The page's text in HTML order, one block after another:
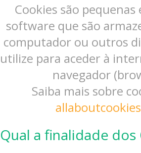
Cookies são
software que são
computador ou outros
utilize para aceder à
navegador
Saiba mais sobre
Qual a finalidade dos